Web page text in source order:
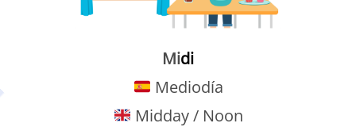
Midi
Mediodía
Midday / Noon